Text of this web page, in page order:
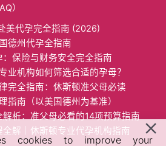
）
美代孕完全指南 (2026)
德州代孕全指南
保险与财务安全完全指南​
业机构如何筛选合适的孕母？​
完全指南：休斯顿准父母必读
指南（以美国德州为基准）​​
析：准父母必看的14项预算指南​
解｜休斯顿专业代孕机构指南
cookies to improve your